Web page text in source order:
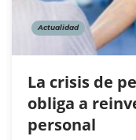
Actualidad
La crisis de
obliga a
personal